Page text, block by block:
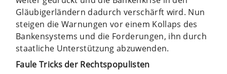
Gläubigerländern dadurch verschärft wird. Nun
steigen die Warnungen vor einem Kollaps des
Bankensystems und die Forderungen, ihn durch
staatliche Unterstützung abzuwenden.
Faule Tricks der Rechtspopulisten